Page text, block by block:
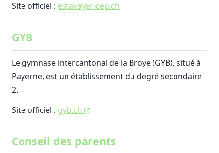
Site officiel : estavayer-cep.ch
GYB
Le gymnase intercantonal de la Broye (GYB), situé à
Payerne, est un établissement du degré secondaire
2.
Site officiel : gyb.ch
Conseil des parents